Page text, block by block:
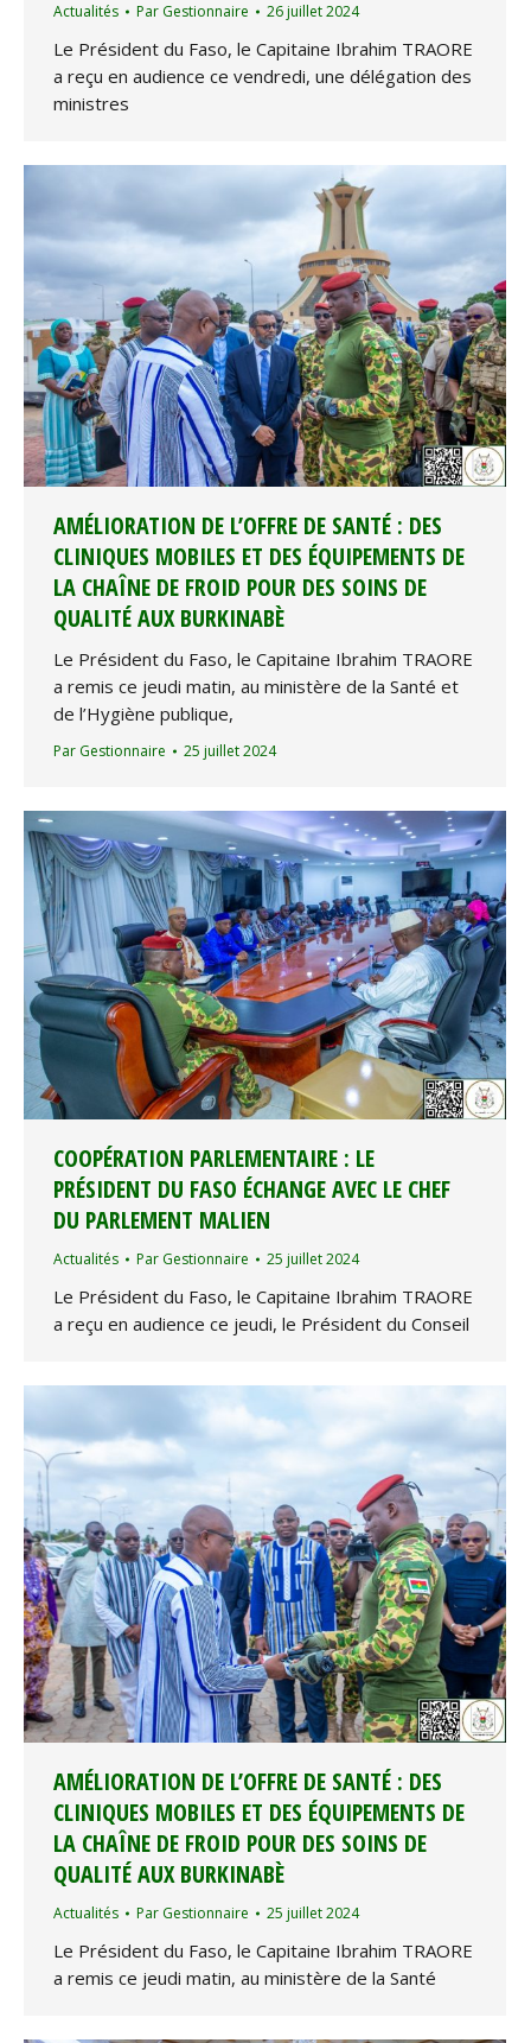
Actualités Par Gestionnaire 26 juillet 2024
Le Président du Faso, le Capitaine Ibrahim TRAORE
a reçu en audience ce vendredi, une délégation des
ministres
AMÉLIORATION DE L’OFFRE DE SANTÉ : DES
CLINIQUES MOBILES ET DES ÉQUIPEMENTS DE
LA CHAÎNE DE FROID POUR DES SOINS DE
QUALITÉ AUX BURKINABÈ
Le Président du Faso, le Capitaine Ibrahim TRAORE
a remis ce jeudi matin, au ministère de la Santé et
de l’Hygiène publique,
Par Gestionnaire 25 juillet 2024
COOPÉRATION PARLEMENTAIRE : LE
PRÉSIDENT DU FASO ÉCHANGE AVEC LE CHEF
DU PARLEMENT MALIEN
Actualités Par Gestionnaire 25 juillet 2024
Le Président du Faso, le Capitaine Ibrahim TRAORE
a reçu en audience ce jeudi, le Président du Conseil
AMÉLIORATION DE L’OFFRE DE SANTÉ : DES
CLINIQUES MOBILES ET DES ÉQUIPEMENTS DE
LA CHAÎNE DE FROID POUR DES SOINS DE
QUALITÉ AUX BURKINABÈ
Actualités Par Gestionnaire 25 juillet 2024
Le Président du Faso, le Capitaine Ibrahim TRAORE
a remis ce jeudi matin, au ministère de la Santé